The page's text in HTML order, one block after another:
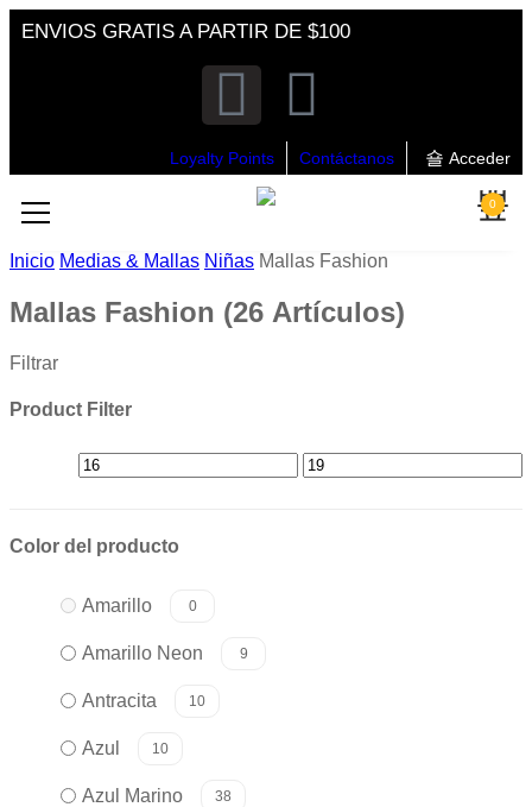
ENVIOS GRATIS A PARTIR DE $100
Loyalty Points Contáctanos Acceder
0
Inicio Medias & Mallas Niñas Mallas Fashion
Mallas Fashion (26 Artículos)
Filtrar
Product Filter
Color del producto
Amarillo 0
Amarillo Neon 9
Antracita 10
Azul 10
Azul Marino 38